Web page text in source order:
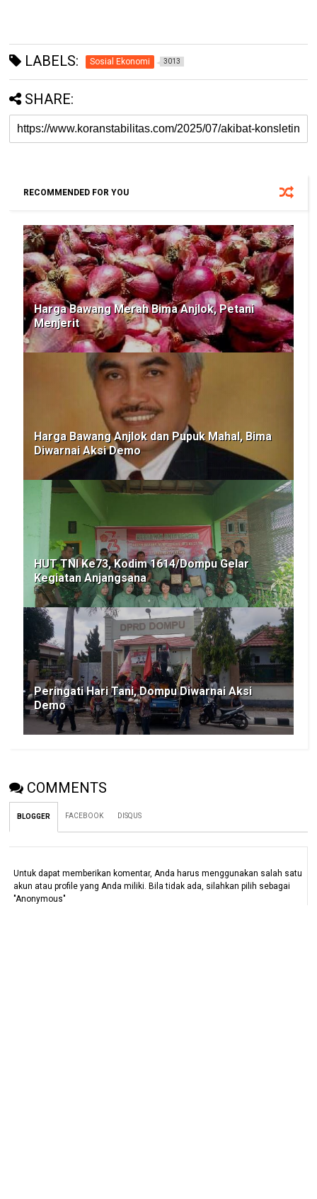
LABELS: Sosial Ekonomi 3013
SHARE:
RECOMMENDED FOR YOU
Harga Bawang Merah Bima Anjlok, Petani
Menjerit
Harga Bawang Anjlok dan Pupuk Mahal, Bima
Diwarnai Aksi Demo
HUT TNI Ke73, Kodim 1614/Dompu Gelar
Kegiatan Anjangsana
Peringati Hari Tani, Dompu Diwarnai Aksi
Demo
COMMENTS
BLOGGER FACEBOOK DISQUS
Untuk dapat memberikan komentar, Anda harus menggunakan salah satu
akun atau profile yang Anda miliki. Bila tidak ada, silahkan pilih sebagai
"Anonymous"